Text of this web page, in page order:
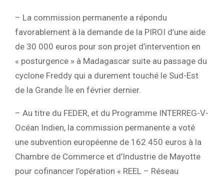
– La commission permanente a répondu
favorablement à la demande de la PIROI d’une aide
de 30 000 euros pour son projet d’intervention en
« posturgence » à Madagascar suite au passage du
cyclone Freddy qui a durement touché le Sud-Est
de la Grande Île en février dernier.
– Au titre du FEDER, et du Programme INTERREG-V-
Océan Indien, la commission permanente a voté
une subvention européenne de 162 450 euros à la
Chambre de Commerce et d’Industrie de Mayotte
pour cofinancer l’opération « REEL – Réseau